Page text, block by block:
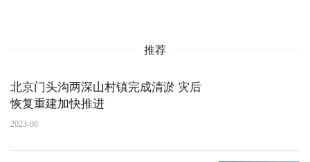
推荐
北京门头沟两深山村镇完成清淤 灾后
恢复重建加快推进
2023-08